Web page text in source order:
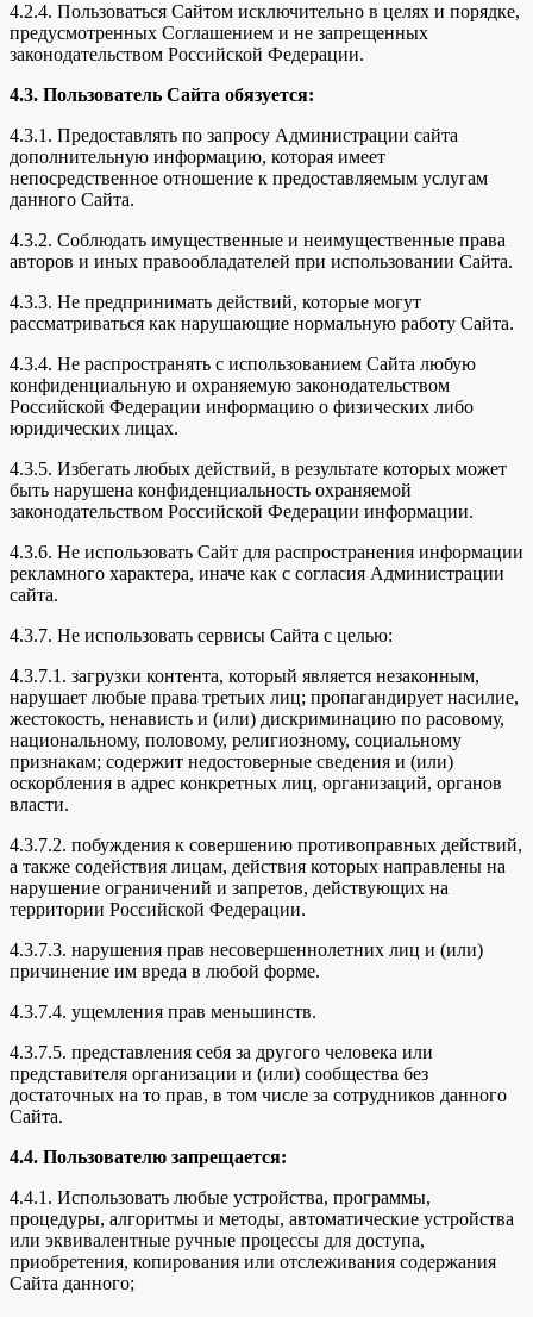
4.2.4. Пользоваться Сайтом исключительно в целях и порядке,
предусмотренных Соглашением и не запрещенных
законодательством Российской Федерации.
4.3. Пользователь Сайта обязуется:
4.3.1. Предоставлять по запросу Администрации сайта
дополнительную информацию, которая имеет
непосредственное отношение к предоставляемым услугам
данного Сайта.
4.3.2. Соблюдать имущественные и неимущественные права
авторов и иных правообладателей при использовании Сайта.
4.3.3. Не предпринимать действий, которые могут
рассматриваться как нарушающие нормальную работу Сайта.
4.3.4. Не распространять с использованием Сайта любую
конфиденциальную и охраняемую законодательством
Российской Федерации информацию о физических либо
юридических лицах.
4.3.5. Избегать любых действий, в результате которых может
быть нарушена конфиденциальность охраняемой
законодательством Российской Федерации информации.
4.3.6. Не использовать Сайт для распространения информации
рекламного характера, иначе как с согласия Администрации
сайта.
4.3.7. Не использовать сервисы Сайта с целью:
4.3.7.1. загрузки контента, который является незаконным,
нарушает любые права третьих лиц; пропагандирует насилие,
жестокость, ненависть и (или) дискриминацию по расовому,
национальному, половому, религиозному, социальному
признакам; содержит недостоверные сведения и (или)
оскорбления в адрес конкретных лиц, организаций, органов
власти.
4.3.7.2. побуждения к совершению противоправных действий,
а также содействия лицам, действия которых направлены на
нарушение ограничений и запретов, действующих на
территории Российской Федерации.
4.3.7.3. нарушения прав несовершеннолетних лиц и (или)
причинение им вреда в любой форме.
4.3.7.4. ущемления прав меньшинств.
4.3.7.5. представления себя за другого человека или
представителя организации и (или) сообщества без
достаточных на то прав, в том числе за сотрудников данного
Сайта.
4.4. Пользователю запрещается:
4.4.1. Использовать любые устройства, программы,
процедуры, алгоритмы и методы, автоматические устройства
или эквивалентные ручные процессы для доступа,
приобретения, копирования или отслеживания содержания
Сайта данного;